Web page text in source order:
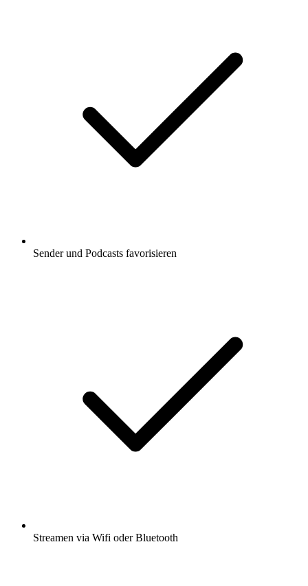
Sender und Podcasts favorisieren
Streamen via Wifi oder Bluetooth